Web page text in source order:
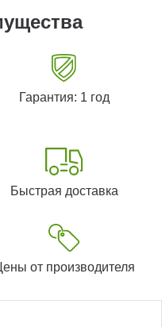
Гарантия: 1 год
Быстрая доставка
от производителя